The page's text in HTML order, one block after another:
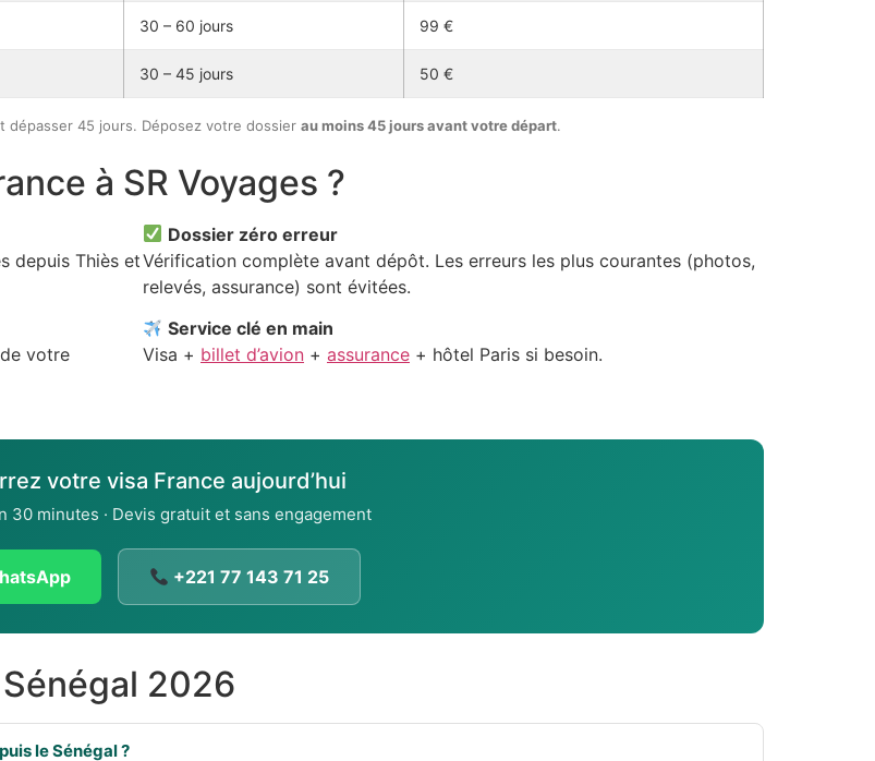
30 – 60 jours 99 €
30 – 45 jours 50 €
dépasser 45 jours. Déposez votre dossier au moins 45 jours avant votre départ.
à SR Voyages ?
depuis Thiès et
Dossier zéro erreur
Vérification complète avant dépôt. Les erreurs les plus courantes (photos,
relevés, assurance) sont évitées.
votre
Service clé en main
Visa + billet d’avion + assurance + hôtel Paris si besoin.
votre visa France aujourd’hui
30 minutes · Devis gratuit et sans engagement
+221 77 143 71 25
2026
le Sénégal ?